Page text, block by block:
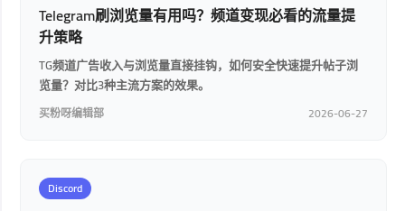
Telegram刷浏览量有用吗？频道变现必看的流量提
升策略
TG频道广告收入与浏览量直接挂钩，如何安全快速提升帖子浏
览量？对比3种主流方案的效果。
买粉呀编辑部 2026-06-27
Discord